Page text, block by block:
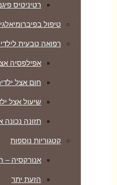
רטיניטיס
טיפול
רפואה טבעית
אפילפסיה
חום אצל
שיעול אצל
תזונה נכונה
קטגוריות נוספות
אנורקסיה –
הזעת יתר